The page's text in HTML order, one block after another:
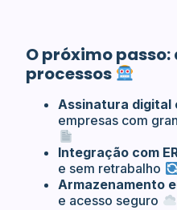
O próximo
processos
Assinatura digital
empresas com
Integração com
e sem retrabalho
Armazenamento
e acesso seguro